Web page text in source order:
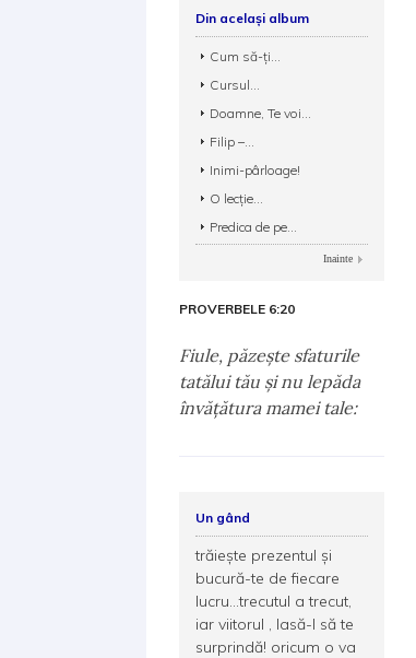
Din același album
Cum să-ți...
Cursul...
Doamne, Te voi...
Filip –...
Inimi-pârloage!
O lecție...
Predica de pe...
Inainte
PROVERBELE 6:20
Fiule, păzeşte sfaturile
tatălui tău şi nu lepăda
învăţătura mamei tale:
Un gând
trăieşte prezentul şi
bucură-te de fiecare
lucru...trecutul a trecut,
iar viitorul , lasă-l să te
surprindă! oricum o va